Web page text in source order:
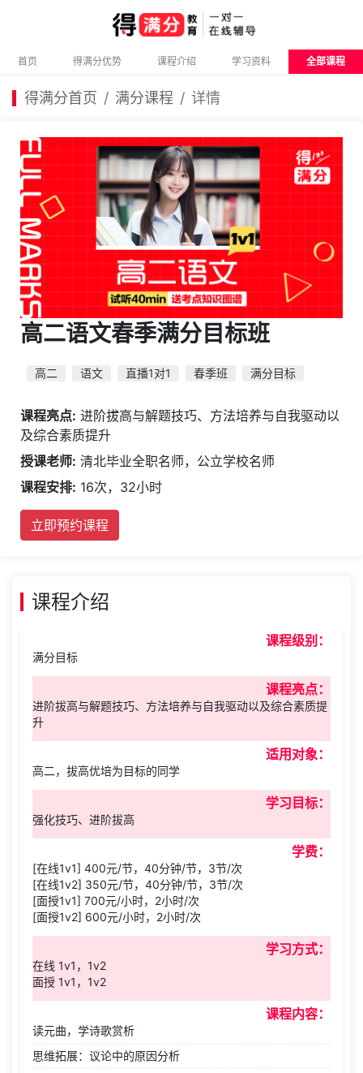
首页 得满分优势 课程介绍 学习资料 全部课程
得满分首页 满分课程 详情
高二语文春季满分目标班
高二 语文 直播1对1 春季班 满分目标
课程亮点: 进阶拔高与解题技巧、方法培养与自我驱动以
及综合素质提升
授课老师: 清北毕业全职名师，公立学校名师
课程安排: 16次，32小时
立即预约课程
课程介绍
课程级别：
满分目标
课程亮点：
进阶拔高与解题技巧、方法培养与自我驱动以及综合素质提
升
适用对象：
高二，拔高优培为目标的同学
学习目标：
强化技巧、进阶拔高
学费：
[在线1v1] 400元/节，40分钟/节，3节/次
[在线1v2] 350元/节，40分钟/节，3节/次
[面授1v1] 700元/小时，2小时/次
[面授1v2] 600元/小时，2小时/次
学习方式：
在线 1v1，1v2
面授 1v1，1v2
课程内容：
读元曲，学诗歌赏析
思维拓展：议论中的原因分析